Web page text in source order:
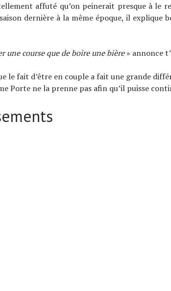
affuté qu’on peinerait presque à le
dernière à la même époque, il explique
une course que de boire une bière» annonce
le fait d’être en couple a fait une grande
Porte ne la prenne pas afin qu’il puisse